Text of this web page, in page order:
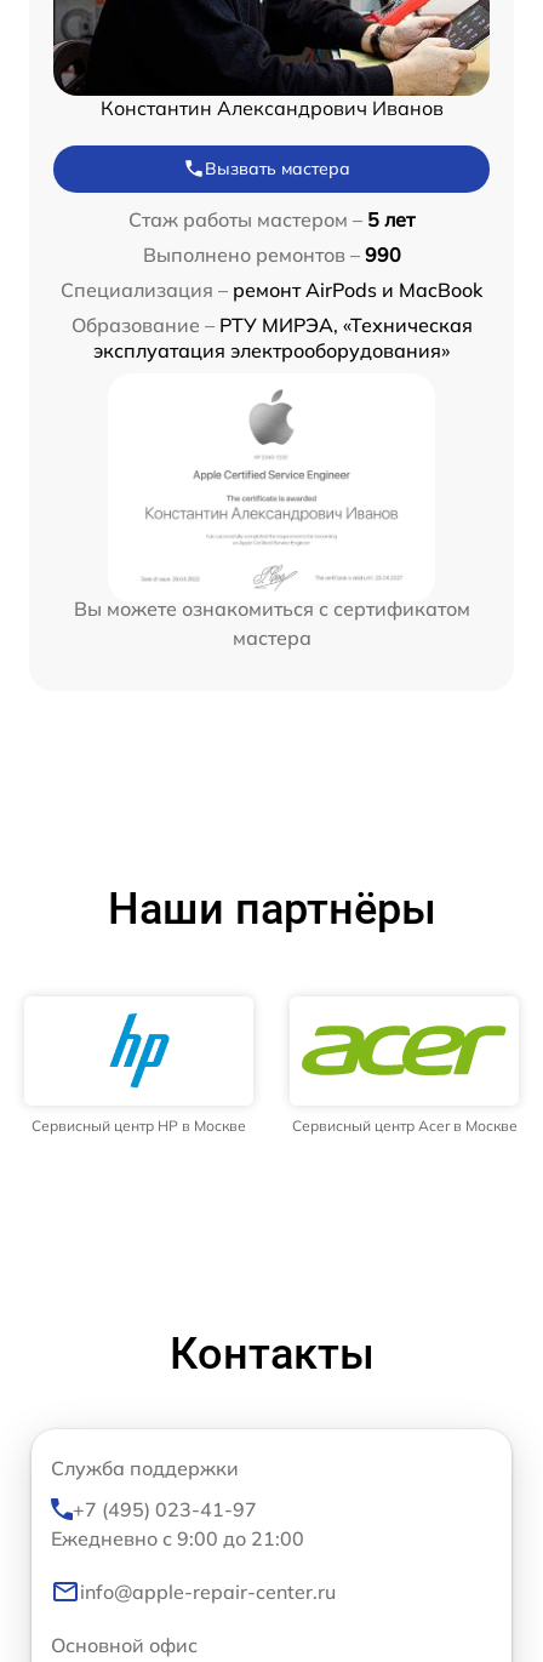
Константин Александрович Иванов
Вызвать мастера
Стаж работы мастером – 5 лет
Выполнено ремонтов – 990
Специализация – ремонт AirPods и MacBook
Образование – РТУ МИРЭА, «Техническая
эксплуатация электрооборудования»
Вы можете ознакомиться с сертификатом
мастера
Наши партнёры
Сервисный центр HP в Москве Сервисный центр Acer в Москве
Контакты
Служба поддержки
+7 (495) 023-41-97
Ежедневно с 9:00 до 21:00
info@apple-repair-center.ru
Основной офис